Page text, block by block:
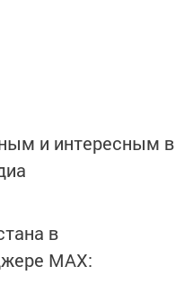
и интересным в
в
MАХ: